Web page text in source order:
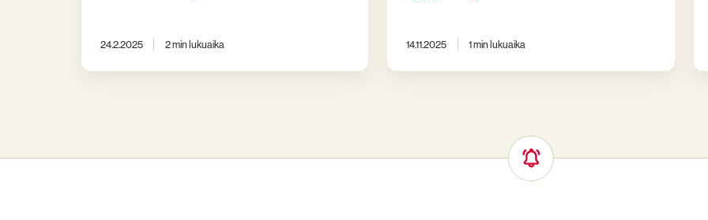
24.2.2025 2 min lukuaika 14.11.2025 1 min lukuaika